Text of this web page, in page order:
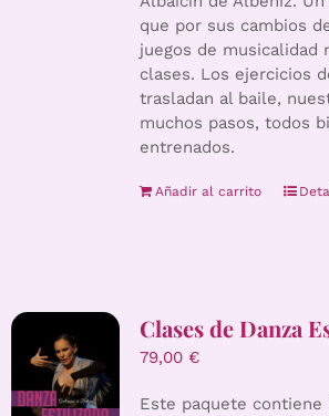
que por sus cambios
juegos de musicalidad
clases. Los ejercicios
trasladan al baile,
muchos pasos, todos
entrenados.
Añadir al carrito
Clases de Danza
79,00 €
Este paquete contiene